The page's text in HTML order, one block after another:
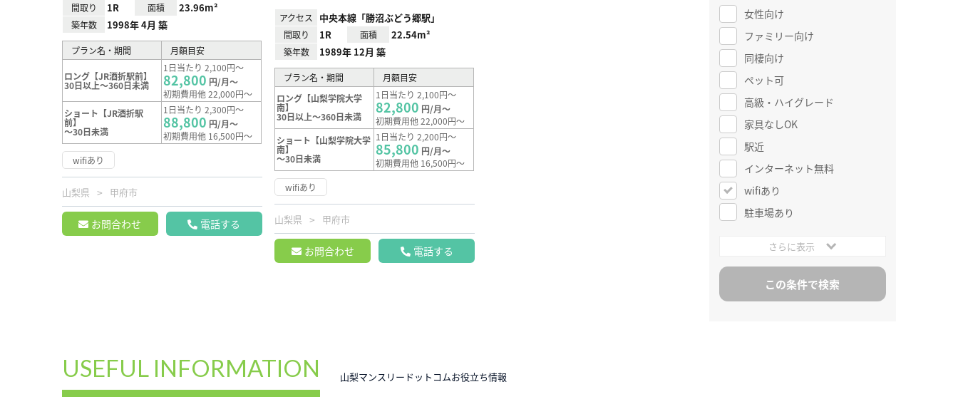
間取り 1R 面積 23.96m²
築年数 1998年 4月 築
プラン名・期間 月額目安
ロング【JR酒折駅前】
30日以上～360日未満
1日当たり 2,100円～
82,800 円/月～
初期費用他 22,000円～
ショート【JR酒折駅
前】
～30日未満
1日当たり 2,300円～
88,800 円/月～
初期費用他 16,500円～
wifiあり
山梨県 甲府市
お問合わせ 電話する
アクセス 中央本線「勝沼ぶどう郷駅」
間取り 1R 面積 22.54m²
築年数 1989年 12月 築
プラン名・期間
月額目安
ロング【山梨学院大学
南】
30日以上～360日未満
1日当たり 2,100円～
82,800 円/月～
初期費用他 22,000円～
ショート【山梨学院大学
南】
～30日未満
1日当たり 2,200円～
85,800 円/月～
初期費用他 16,500円～
wifiあり
山梨県 甲府市
お問合わせ 電話する
女性向け
ファミリー向け
同棲向け
ペット可
高級・ハイグレード
家具なしOK
駅近
インターネット無料
wifiあり
駐車場あり
さらに表示
USEFUL INFORMATION 山梨マンスリードットコムお役立ち情報